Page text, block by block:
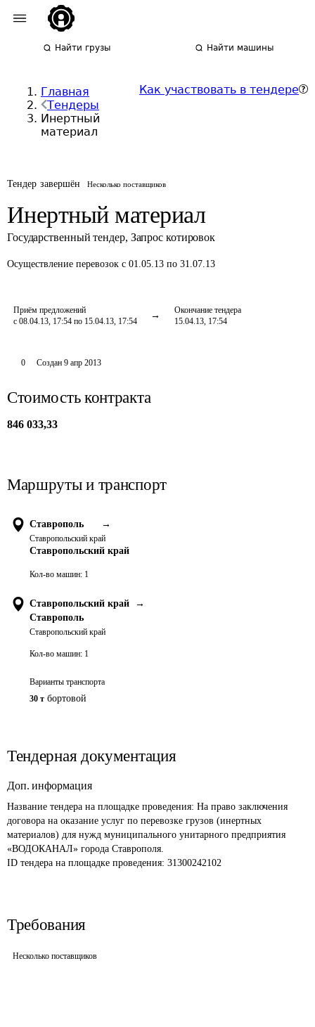
Найти грузы Найти машины
Главная
Тендеры
Инертный
материал
Как участвовать в тендере
Тендер завершён Несколько поставщиков
Инертный материал
Государственный тендер, Запрос котировок
Осуществление перевозок с 01.05.13 по 31.07.13
Приём предложений
с 08.04.13, 17:54 по 15.04.13, 17:54
Окончание тендера
15.04.13, 17:54
0 Создан 9 апр 2013
Стоимость контракта
846 033,33
Маршруты и транспорт
Ставрополь →
Ставропольский край
Ставропольский край
Кол-во машин: 1
Ставропольский край
→
Ставрополь
Ставропольский край
Кол-во машин: 1
Варианты транспорта
30 т бортовой
Тендерная документация
Доп. информация
Название тендера на площадке проведения: На право заключения
договора на оказание услуг по перевозке грузов (инертных
материалов) для нужд муниципального унитарного предприятия
«ВОДОКАНАЛ» города Ставрополя.
ID тендера на площадке проведения: 31300242102
Требования
Несколько поставщиков